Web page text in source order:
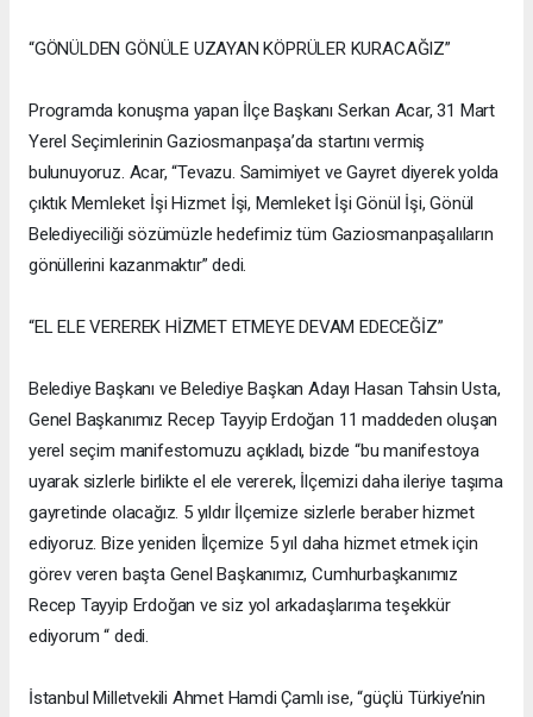
“GÖNÜLDEN GÖNÜLE UZAYAN KÖPRÜLER KURACAĞIZ”
Programda konuşma yapan İlçe Başkanı Serkan Acar, 31 Mart
Yerel Seçimlerinin Gaziosmanpaşa’da startını vermiş
bulunuyoruz. Acar, “Tevazu. Samimiyet ve Gayret diyerek yolda
çıktık Memleket İşi Hizmet İşi, Memleket İşi Gönül İşi, Gönül
Belediyeciliği sözümüzle hedefimiz tüm Gaziosmanpaşalıların
gönüllerini kazanmaktır” dedi.
“EL ELE VEREREK HİZMET ETMEYE DEVAM EDECEĞİZ”
Belediye Başkanı ve Belediye Başkan Adayı Hasan Tahsin Usta,
Genel Başkanımız Recep Tayyip Erdoğan 11 maddeden oluşan
yerel seçim manifestomuzu açıkladı, bizde “bu manifestoya
uyarak sizlerle birlikte el ele vererek, İlçemizi daha ileriye taşıma
gayretinde olacağız. 5 yıldır İlçemize sizlerle beraber hizmet
ediyoruz. Bize yeniden İlçemize 5 yıl daha hizmet etmek için
görev veren başta Genel Başkanımız, Cumhurbaşkanımız
Recep Tayyip Erdoğan ve siz yol arkadaşlarıma teşekkür
ediyorum “ dedi.
İstanbul Milletvekili Ahmet Hamdi Çamlı ise, “güçlü Türkiye’nin